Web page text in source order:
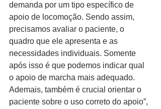
demanda por um tipo específico de
apoio de locomoção. Sendo assim,
precisamos avaliar o paciente, o
quadro que ele apresenta e as
necessidades individuais. Somente
após isso é que podemos indicar qual
o apoio de marcha mais adequado.
Ademais, também é crucial orientar o
paciente sobre o uso correto do apoio”,